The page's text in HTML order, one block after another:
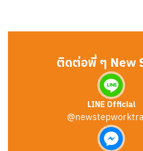
ติดต่อพี่ ๆ New
LINE Official